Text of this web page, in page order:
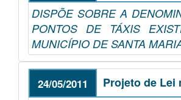
DISPÕE SOBRE A
PONTOS DE TÁXIS
MUNICÍPIO DE SANTA
24/05/2011 Projeto de Lei